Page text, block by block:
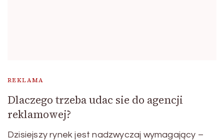
REKLAMA
Dlaczego trzeba udac sie do agencji
reklamowej?
Dzisiejszy rynek jest nadzwyczaj wymagający –